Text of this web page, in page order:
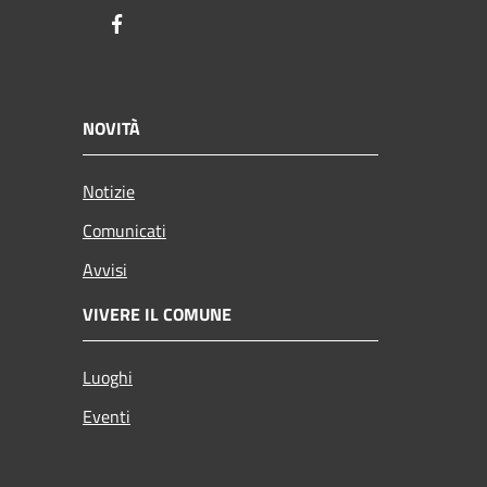
NOVITÀ
Notizie
Comunicati
Avvisi
VIVERE IL COMUNE
Luoghi
Eventi